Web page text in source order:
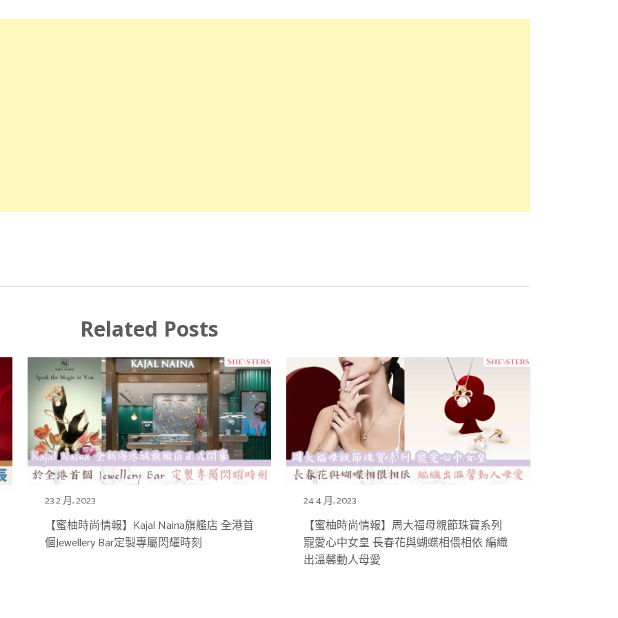
Related Posts
23 2 月, 2023
【蜜柚時尚情報】Kajal Naina旗艦店 全港首
個Jewellery Bar定製專屬閃耀時刻
24 4 月, 2023
【蜜柚時尚情報】周大福母親節珠寶系列
寵愛心中女皇 長春花與蝴蝶相偎相依 編織
出溫馨動人母愛